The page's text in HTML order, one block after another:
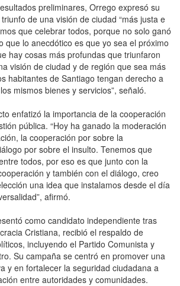
preliminares, Orrego expresó su
de una visión de ciudad “más justa e
que celebrar todos, porque no solo ganó
que lo anecdótico es que yo sea el próximo
hay cosas más profundas que triunfaron
visión de ciudad y de región que sea más
habitantes de Santiago tengan derecho a
mismos bienes y servicios”, señaló.
enfatizó la importancia de la cooperación
pública. “Hoy ha ganado la moderación
la cooperación por sobre la
por sobre el insulto. Tenemos que
todos, por eso es que junto con la
y también con el diálogo, creo
una idea que instalamos desde el día
afirmó.
como candidato independiente tras
Cristiana, recibió el respaldo de
incluyendo el Partido Comunista y
Su campaña se centró en promover una
y en fortalecer la seguridad ciudadana a
entre autoridades y comunidades.